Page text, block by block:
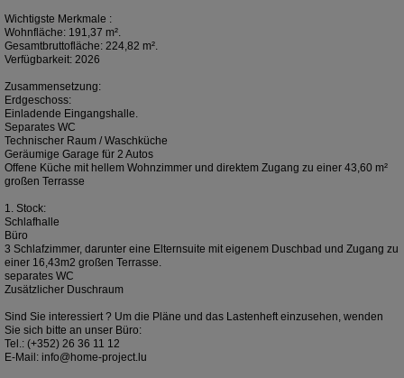
Wichtigste Merkmale :
Wohnfläche: 191,37 m².
Gesamtbruttofläche: 224,82 m².
Verfügbarkeit: 2026
Zusammensetzung:
Erdgeschoss:
Einladende Eingangshalle.
Separates WC
Technischer Raum / Waschküche
Geräumige Garage für 2 Autos
Offene Küche mit hellem Wohnzimmer und direktem Zugang zu einer 43,60 m²
großen Terrasse
1. Stock:
Schlafhalle
Büro
3 Schlafzimmer, darunter eine Elternsuite mit eigenem Duschbad und Zugang zu
einer 16,43m2 großen Terrasse.
separates WC
Zusätzlicher Duschraum
Sind Sie interessiert ? Um die Pläne und das Lastenheft einzusehen, wenden
Sie sich bitte an unser Büro:
Tel.: (+352) 26 36 11 12
E-Mail: info@home-project.lu